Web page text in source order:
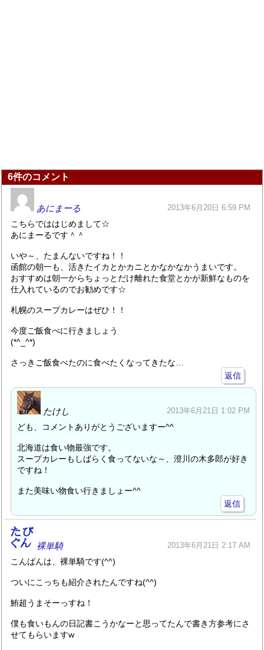
6件のコメント
あにまーる 2013年6月20日 6:59 PM
こちらでははじめまして☆
あにまーるです＾＾
いや～、たまんないですね！！
函館の朝一も、活きたイカとかカニとかなかなかうまいです。
おすすめは朝一からちょっとだけ離れた食堂とかが新鮮なものを
仕入れているのでお勧めです☆
札幌のスープカレーはぜひ！！
今度ご飯食べに行きましょう
(*^_^*)
さっきご飯食べたのに食べたくなってきたな…
返信
たけし 2013年6月21日 1:02 PM
ども、コメントありがとうございますー^^
北海道は食い物最強です。
スープカレーもしばらく食ってないな～、澄川の木多郎が好き
ですね！
また美味い物食い行きましょー^^
返信
裸単騎 2013年6月21日 2:17 AM
こんばんは、裸単騎です(^^)
ついにこっちも紹介されたんですね(^^)
鮪超うまそーっすね！
僕も食いもんの日記書こうかなーと思ってたんで書き方参考にさ
せてもらいますw